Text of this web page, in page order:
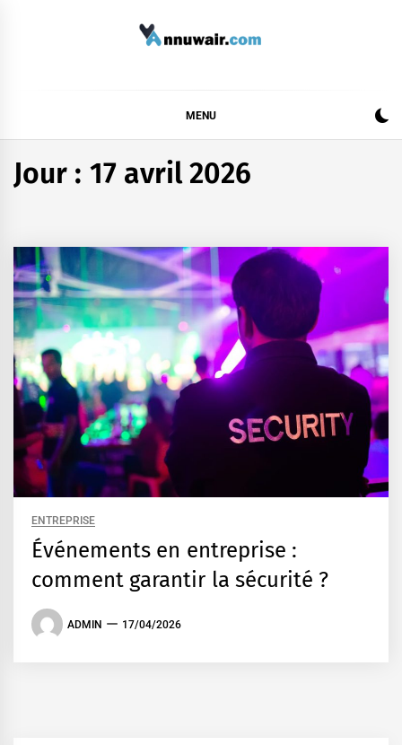
MENU
Jour : 17 avril 2026
ENTREPRISE
Événements en entreprise :
comment garantir la sécurité ?
ADMIN 17/04/2026